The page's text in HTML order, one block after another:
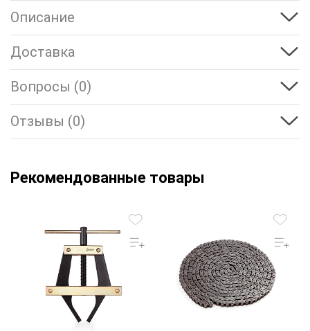
Описание
Доставка
Вопросы (0)
Отзывы (0)
Рекомендованные товары